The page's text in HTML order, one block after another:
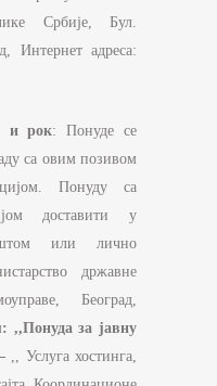
Србије, Бул.
Интернет адреса:
и рок: Понуде се
са овим позивом
Понуду са
доставити у
или лично
државне
Београд,
: ,,Понуда за јавну
,, Услуга хостинга,